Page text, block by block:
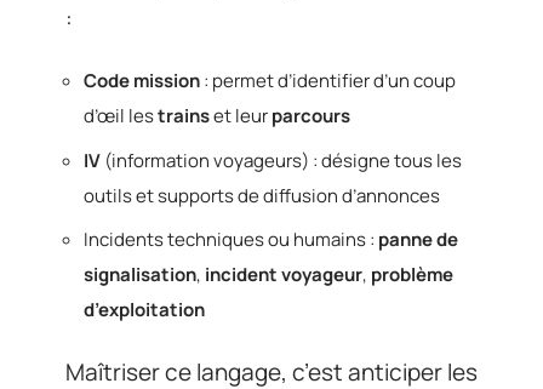
:
Code mission: permet d’identifier d’un coup
d’œil lestrainset leurparcours
IV (information voyageurs) : désigne tous les
outils et supports de diffusion d’annonces
Incidents techniques ou humains : panne de
signalisation, incident voyageur, problème
d’exploitation
Maîtriser ce langage, c’est anticiper les